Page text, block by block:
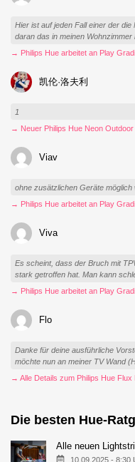
Hier ist auf jeden Fall einer der
daran das in meinen Wohnzimmer
→ Philips Hue arbeitet an Play
凯伦·洛夫利
1
→ Neuer Philips Hue Neon
Viav
ohne zusätzlichen Geräte möglich
→ Philips Hue arbeitet an Play
Viva
Es scheint, dass der Bruch mit
stark getroffen hat. Man kann
→ Philips Hue arbeitet an Play
Flo
Danke für deine ausführliche
möchte nun an meiner TV Wand
→ Alle Details zum Philips Hue Flux
Die besten Hue-
Alle neuen
10.09.2025 - 8:30